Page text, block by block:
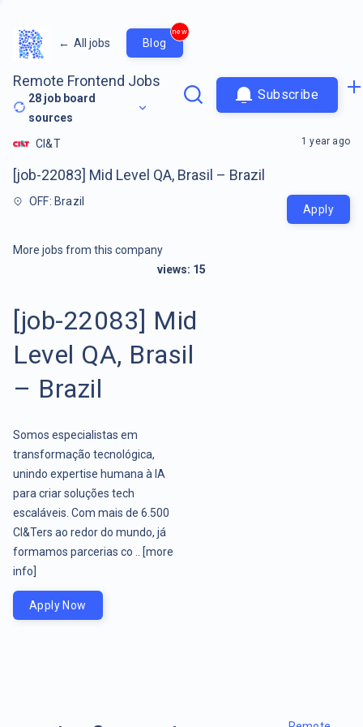
← All jobs Blog
new
Remote Frontend Jobs
28 job board
sources
Subscribe
CI&T
[job-22083] Mid Level QA, Brasil – Brazil
OFF: Brazil
1 year ago
Apply
More jobs from this company
views: 15
[job-22083] Mid
Level QA, Brasil
– Brazil
Somos especialistas em
transformação tecnológica,
unindo expertise humana à IA
para criar soluções tech
escaláveis. Com mais de 6.500
CI&Ters ao redor do mundo, já
formamos parcerias co ..
[more
info]
Apply Now